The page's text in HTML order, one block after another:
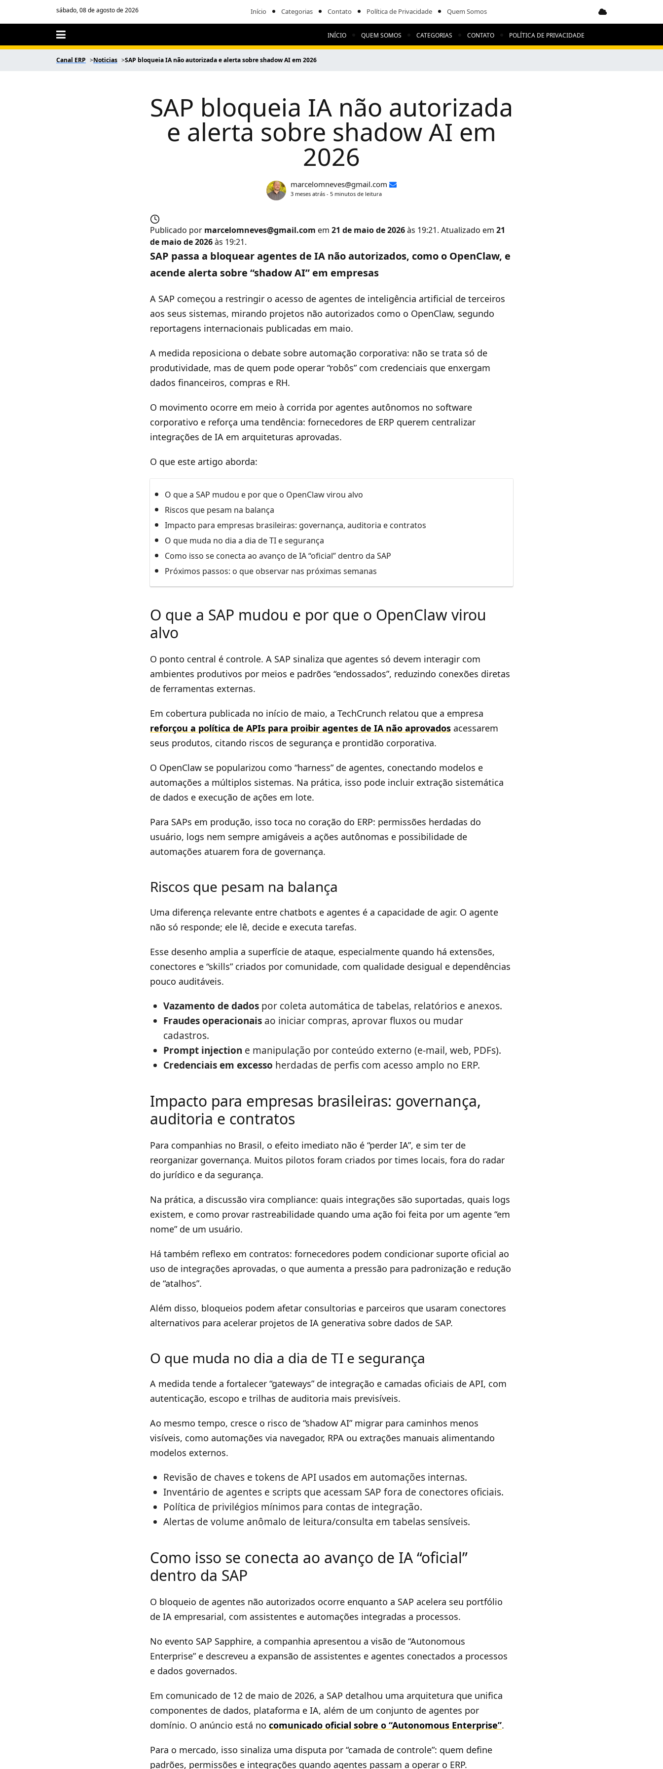
sábado, 08 de agosto de 2026 Início Categorias Contato Política de Privacidade Quem Somos
INÍCIO QUEM SOMOS CATEGORIAS CONTATO POLÍTICA DE PRIVACIDADE
Canal ERP Noticias SAP bloqueia IA não autorizada e alerta sobre shadow AI em 2026
SAP bloqueia IA não autorizada
e alerta sobre shadow AI em
2026
marcelomneves@gmail.com
3 meses atrás - 5 minutos de leitura
Publicado por marcelomneves@gmail.com em 21 de maio de 2026às 19:21. Atualizado em 21
de maio de 2026às 19:21.
SAP passa a bloquear agentes de IA não autorizados, como o OpenClaw, e
acende alerta sobre “shadow AI” em empresas
A SAP começou a restringir o acesso de agentes de inteligência artificial de terceiros
aos seus sistemas, mirando projetos não autorizados como o OpenClaw, segundo
reportagens internacionais publicadas em maio.
A medida reposiciona o debate sobre automação corporativa: não se trata só de
produtividade, mas de quem pode operar “robôs” com credenciais que enxergam
dados financeiros, compras e RH.
O movimento ocorre em meio à corrida por agentes autônomos no software
corporativo e reforça uma tendência: fornecedores de ERP querem centralizar
integrações de IA em arquiteturas aprovadas.
O que este artigo aborda:
O que a SAP mudou e por que o OpenClaw virou alvo
Riscos que pesam na balança
Impacto para empresas brasileiras: governança, auditoria e contratos
O que muda no dia a dia de TI e segurança
Como isso se conecta ao avanço de IA “oficial” dentro da SAP
Próximos passos: o que observar nas próximas semanas
O que a SAP mudou e por que o OpenClaw virou
alvo
O ponto central é controle. A SAP sinaliza que agentes só devem interagir com
ambientes produtivos por meios e padrões “endossados”, reduzindo conexões diretas
de ferramentas externas.
Em cobertura publicada no início de maio, a TechCrunch relatou que a empresa
reforçou a política de APIs para proibir agentes de IA não aprovados acessarem
seus produtos, citando riscos de segurança e prontidão corporativa.
O OpenClaw se popularizou como “harness” de agentes, conectando modelos e
automações a múltiplos sistemas. Na prática, isso pode incluir extração sistemática
de dados e execução de ações em lote.
Para SAPs em produção, isso toca no coração do ERP: permissões herdadas do
usuário, logs nem sempre amigáveis a ações autônomas e possibilidade de
automações atuarem fora de governança.
Riscos que pesam na balança
Uma diferença relevante entre chatbots e agentes é a capacidade de agir. O agente
não só responde; ele lê, decide e executa tarefas.
Esse desenho amplia a superfície de ataque, especialmente quando há extensões,
conectores e “skills” criados por comunidade, com qualidade desigual e dependências
pouco auditáveis.
Vazamento de dados por coleta automática de tabelas, relatórios e anexos.
Fraudes operacionais ao iniciar compras, aprovar fluxos ou mudar
cadastros.
Prompt injection e manipulação por conteúdo externo (e-mail, web, PDFs).
Credenciais em excesso herdadas de perfis com acesso amplo no ERP.
Impacto para empresas brasileiras: governança,
auditoria e contratos
Para companhias no Brasil, o efeito imediato não é “perder IA”, e sim ter de
reorganizar governança. Muitos pilotos foram criados por times locais, fora do radar
do jurídico e da segurança.
Na prática, a discussão vira compliance: quais integrações são suportadas, quais logs
existem, e como provar rastreabilidade quando uma ação foi feita por um agente “em
nome” de um usuário.
Há também reflexo em contratos: fornecedores podem condicionar suporte oficial ao
uso de integrações aprovadas, o que aumenta a pressão para padronização e redução
de “atalhos”.
Além disso, bloqueios podem afetar consultorias e parceiros que usaram conectores
alternativos para acelerar projetos de IA generativa sobre dados de SAP.
O que muda no dia a dia de TI e segurança
A medida tende a fortalecer “gateways” de integração e camadas oficiais de API, com
autenticação, escopo e trilhas de auditoria mais previsíveis.
Ao mesmo tempo, cresce o risco de “shadow AI” migrar para caminhos menos
visíveis, como automações via navegador, RPA ou extrações manuais alimentando
modelos externos.
Revisão de chaves e tokens de API usados em automações internas.
Inventário de agentes e scripts que acessam SAP fora de conectores oficiais.
Política de privilégios mínimos para contas de integração.
Alertas de volume anômalo de leitura/consulta em tabelas sensíveis.
Como isso se conecta ao avanço de IA “oficial”
dentro da SAP
O bloqueio de agentes não autorizados ocorre enquanto a SAP acelera seu portfólio
de IA empresarial, com assistentes e automações integradas a processos.
No evento SAP Sapphire, a companhia apresentou a visão de “Autonomous
Enterprise” e descreveu a expansão de assistentes e agentes conectados a processos
e dados governados.
Em comunicado de 12 de maio de 2026, a SAP detalhou uma arquitetura que unifica
componentes de dados, plataforma e IA, além de um conjunto de agentes por
domínio. O anúncio está no comunicado oficial sobre o “Autonomous Enterprise”.
Para o mercado, isso sinaliza uma disputa por “camada de controle”: quem define
padrões, permissões e integrações quando agentes passam a operar o ERP.